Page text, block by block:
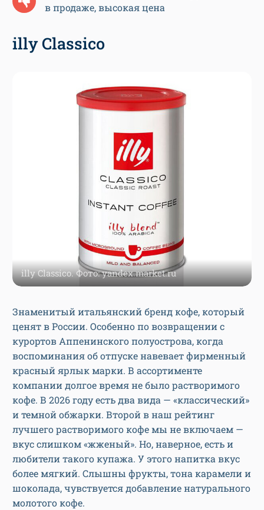
в продаже, высокая цена
illy Classico
illy Classico. Фото: yandex.market.ru
Знаменитый итальянский бренд кофе, который
ценят в России. Особенно по возвращении с
курортов Аппенинского полуострова, когда
воспоминания об отпуске навевает фирменный
красный ярлык марки. В ассортименте
компании долгое время не было растворимого
кофе. В 2026 году есть два вида — «классический»
и темной обжарки. Второй в наш рейтинг
лучшего растворимого кофе мы не включаем —
вкус слишком «жженый». Но, наверное, есть и
любители такого купажа. У этого напитка вкус
более мягкий. Слышны фрукты, тона карамели и
шоколада, чувствуется добавление натурального
молотого кофе.